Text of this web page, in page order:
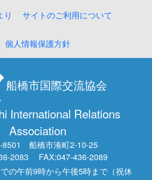
り サイトのご利用について
個人情報保護方針
船橋市国際交流協会
International Relations
Association
8501 船橋市湊町2-10-25
2083
FAX:047-436-2089
の午前9時から午後5時まで（祝休